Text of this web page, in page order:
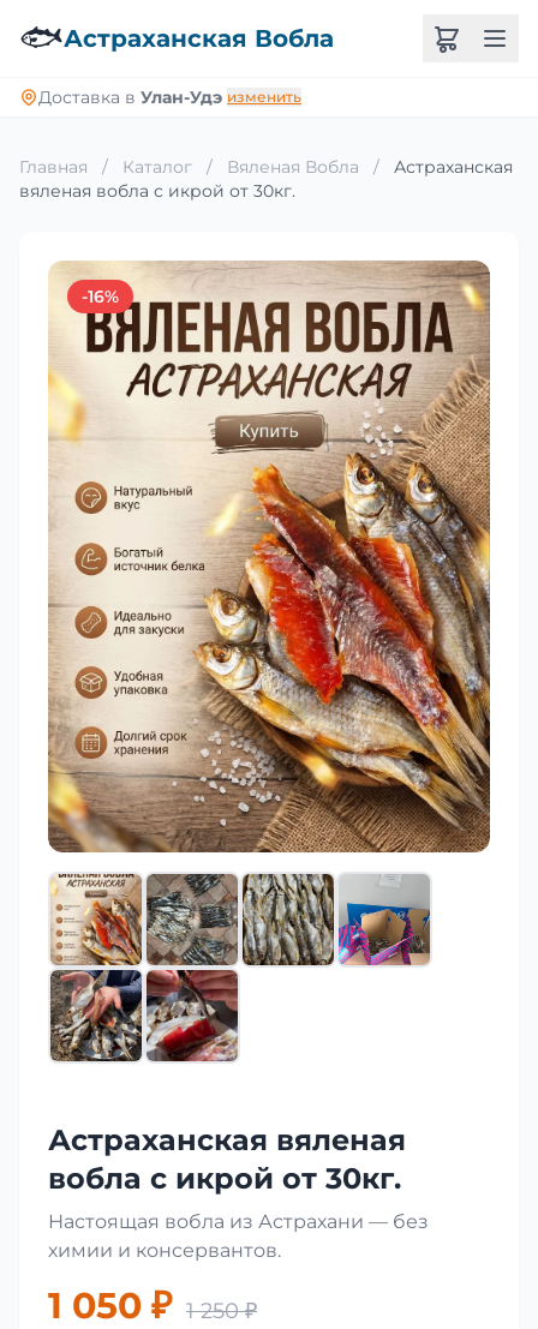
🐟Астраханская Вобла
Доставка в Улан-Удэ изменить
Главная / Каталог / Вяленая Вобла /
Астраханская
вяленая вобла с икрой от 30кг.
-16%
Астраханская вяленая
вобла с икрой от 30кг.
Настоящая вобла из Астрахани — без
химии и консервантов.
1 050 ₽ 1 250 ₽